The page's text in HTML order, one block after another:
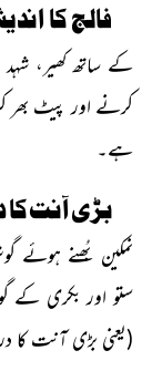
فالج کا
کے ساتھ کھیر،
کرنے اور پیٹ بھر
ہے۔
بڑی آنت کا
نمکین بُھنے ہوئے
ستو اور بکری کے
(یعنی بڑی آنت کا